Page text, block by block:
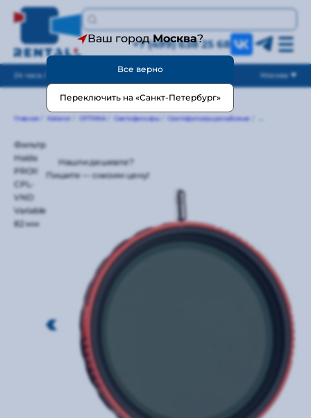
+7 (499) 638 25 68
24 часа / без выходных Москва
Главная Каталог ОПТИКА Светофильтры Светофильтры резьбовые
Фильтр
Haida
PROII
CPL-
VND
Variable
82 мм
Нашли дешевле?
Пишите — снизим цену!
Ваш городМосква?
Все верно
Переключить на «Санкт-Петербург»